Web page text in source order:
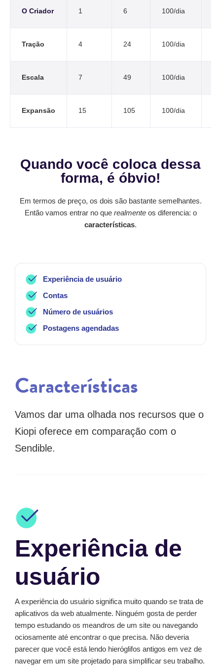
O Criador 1 6 100/dia
Tração 4 24 100/dia
Escala 7 49 100/dia
Expansão 15 105 100/dia
Quando você coloca dessa
forma, é óbvio!
Em termos de preço, os dois são bastante semelhantes.
Então vamos entrar no que realmenteos diferencia: o
características.
Experiência de usuário
Contas
Número de usuários
Postagens agendadas
Características
Vamos dar uma olhada nos recursos que o
Kiopi oferece em comparação com o
Sendible.
Experiência de
usuário
A experiência do usuário significa muito quando se trata de
aplicativos da web atualmente. Ninguém gosta de perder
tempo estudando os meandros de um site ou navegando
ociosamente até encontrar o que precisa. Não deveria
parecer que você está lendo hieróglifos antigos em vez de
navegar em um site projetado para simplificar seu trabalho.